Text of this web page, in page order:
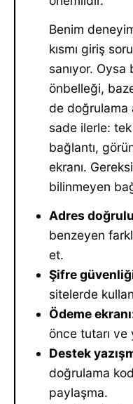
Benim
kısmı giriş
sanıyor. Oysa
önbelleği,
de doğrulama
sade ilerle:
bağlantı,
ekranı.
bilinmeyen
Adres
benzeyen
et.
Şifre
sitelerde
Ödeme
önce tutarı
Destek
doğrulama
paylaşma.